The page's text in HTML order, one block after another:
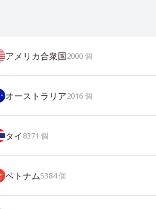
アメリカ合衆国2000個
オーストラリア2016個
タイ8371 個
ベトナム5384個